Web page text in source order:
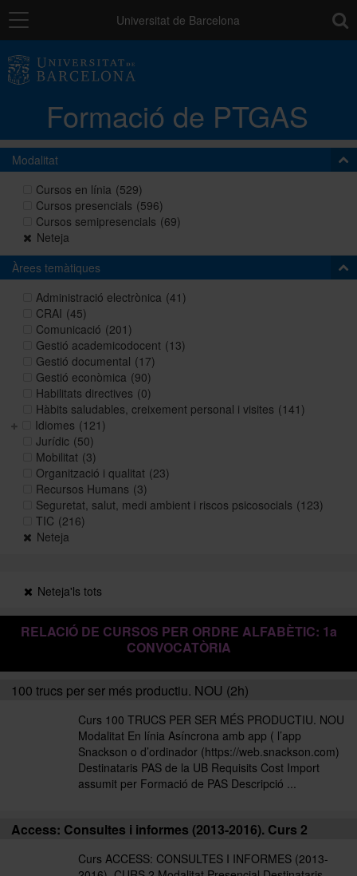
Navegació Universitat de Barcelona
Formació de PTGAS
Catàleg de la formació del PTGAS
Cursos a mida
Autoaprenentatge
Ajuts
Històric i memòries
Modalitat
Cursos en línia (529)
Cursos presencials (596)
Cursos semipresencials (69)
Neteja
Àrees temàtiques
Administració electrònica (41)
CRAI (45)
Comunicació (201)
Gestió academicodocent (13)
Gestió documental (17)
Gestió econòmica (90)
Habilitats directives (0)
Hàbits saludables, creixement personal i visites (141)
Idiomes (121)
Jurídic (50)
Mobilitat (3)
Organització i qualitat (23)
Recursos Humans (3)
Seguretat, salut, medi ambient i riscos psicosocials (123)
TIC (216)
Neteja
Neteja'ls tots
RELACIÓ DE CURSOS PER ORDRE ALFABÈTIC: 1a
CONVOCATÒRIA
100 trucs per ser més productiu. NOU (2h)
Curs 100 TRUCS PER SER MÉS PRODUCTIU. NOU
Modalitat En línia Asíncrona amb app ( l’app
Snackson o d’ordinador (https://web.snackson.com)
Destinataris PAS de la UB Requisits Cost Import
assumit per Formació de PAS Descripció ...
Access: Consultes i informes (2013-2016). Curs 2
Curs ACCESS: CONSULTES I INFORMES (2013-